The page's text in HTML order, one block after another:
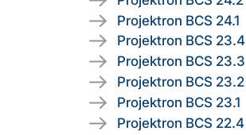
Projektron BCS 24.1
Projektron BCS 23.4
Projektron BCS 23.3
Projektron BCS 23.2
Projektron BCS 23.1
Projektron BCS 22.4